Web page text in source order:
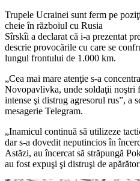
Trupele Ucrainei sunt ferm pe
cheie în războiul cu Rusia
Sîrskîi a declarat că i-a prezentat
descrie provocările cu care se
lungul frontului de 1.000 km.
„Cea mai mare atenţie s-a
Novopavlivka, unde soldaţii noştri
intense şi distrug agresorul rus”, a
mesagerie Telegram.
„Inamicul continuă să utilizeze
dar s-a dovedit neputincios în
Astăzi, au încercat să străpungă
au fost expuşi şi distruşi de